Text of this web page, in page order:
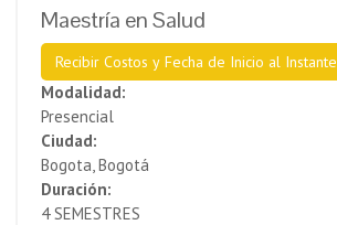
Maestría en Salud
Recibir Costos y Fecha de Inicio al Instante
Modalidad:
Presencial
Ciudad:
Bogota, Bogotá
Duración:
4 SEMESTRES